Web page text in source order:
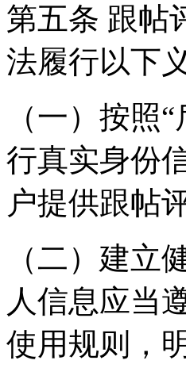
第五条 跟帖
法履行以下
（一）按照
行真实身份
户提供跟帖
（二）建立
人信息应当
使用规则，